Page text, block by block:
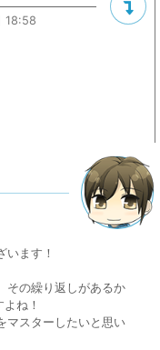
18:58
ます！
その繰り返しがあるか
ね！
マスターしたいと思い